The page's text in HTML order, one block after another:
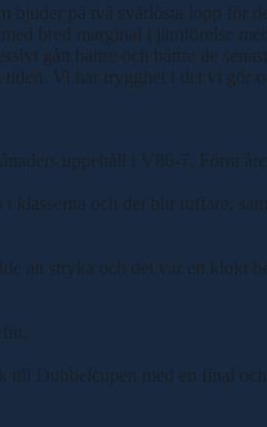
på två svårlösta lopp för
bred marginal i jämförelse med
gått bättre och bättre de
Vi har trygghet i det vi gör
uppehåll i V86-7. Förra
och det blir tuffare,
att stryka och det var ett klokt
Dubbelcupen med en final och